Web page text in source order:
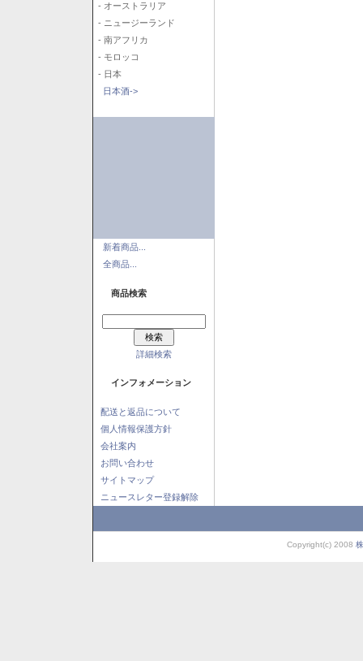
- オーストラリア
- ニュージーランド
- 南アフリカ
- モロッコ
- 日本
日本酒->
新着商品...
全商品...
商品検索
詳細検索
インフォメーション
配送と返品について
個人情報保護方針
会社案内
お問い合わせ
サイトマップ
ニュースレター登録解除
Copyright(c) 2008